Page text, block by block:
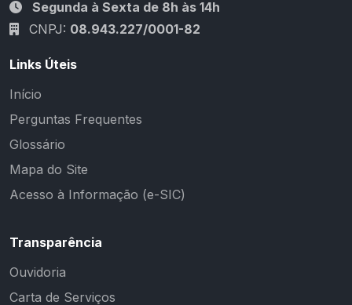
Segunda à Sexta de 8h às 14h
CNPJ: 08.943.227/0001-82
Links Úteis
Início
Perguntas Frequentes
Glossário
Mapa do Site
Acesso à Informação (e-SIC)
Transparência
Ouvidoria
Carta de Serviços